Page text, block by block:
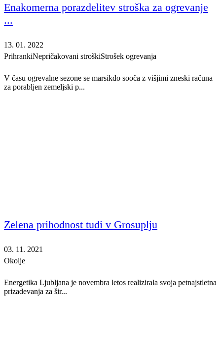
Enakomerna porazdelitev stroška za ogrevanje
...
13. 01. 2022
PrihrankiNepričakovani stroškiStrošek ogrevanja
V času ogrevalne sezone se marsikdo sooča z višjimi zneski računa
za porabljen zemeljski p...
Zelena prihodnost tudi v Grosuplju
03. 11. 2021
Okolje
Energetika Ljubljana je novembra letos realizirala svoja petnajstletna
prizadevanja za šir...